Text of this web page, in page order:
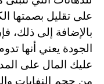
على تقليل بصمتها
بالإضافة إلى ذلك،
الجودة يعني أنها
عليك المال على
من حجم النفايات